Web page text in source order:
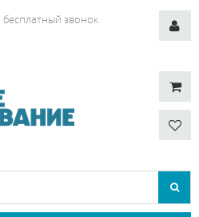
бесплатный звонок